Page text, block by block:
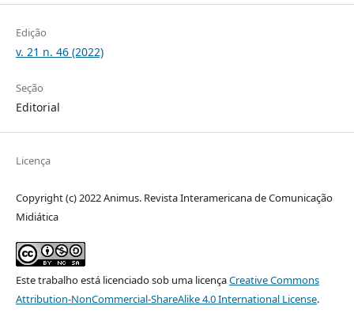
Edição
v. 21 n. 46 (2022)
Seção
Editorial
Licença
Copyright (c) 2022 Animus. Revista Interamericana de Comunicação
Midiática
Este trabalho está licenciado sob uma licençaCreative Commons
Attribution-NonCommercial-ShareAlike 4.0 International License.